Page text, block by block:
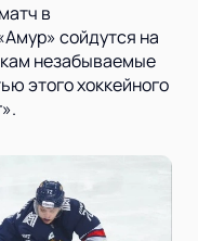
в
сойдутся на
незабываемые
этого хоккейного